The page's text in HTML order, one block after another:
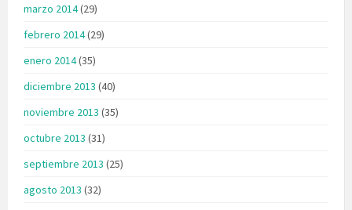
marzo 2014(29)
febrero 2014(29)
enero 2014(35)
diciembre 2013 (40)
noviembre 2013 (35)
octubre 2013 (31)
septiembre 2013 (25)
agosto 2013 (32)